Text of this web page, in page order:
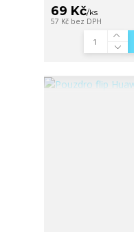
69 Kč/ks
57 Kč bez DPH